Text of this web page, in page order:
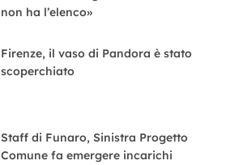
non ha l’elenco»
Firenze, il vaso di Pandora è stato
scoperchiato
Staff di Funaro, Sinistra Progetto
Comune fa emergere incarichi